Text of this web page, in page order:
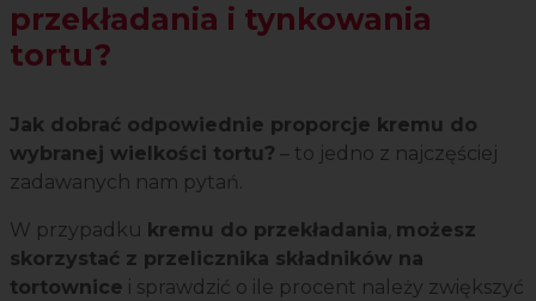
przekładania i tynkowania
tortu?
Jak dobrać odpowiednie proporcje kremu do
wybranej wielkości tortu? – to jedno z najczęściej
zadawanych nam pytań.
W przypadku kremu do przekładania, możesz
skorzystać z przelicznika składników na
tortownice i sprawdzić o ile procent należy zwiększyć